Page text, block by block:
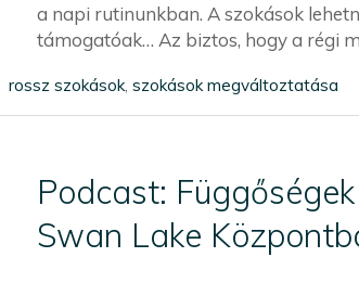
a napi rutinunkban. A szokások
támogatóak… Az biztos, hogy a régi
rossz szokások, szokások megváltoztatása
Podcast:
Swan Lake